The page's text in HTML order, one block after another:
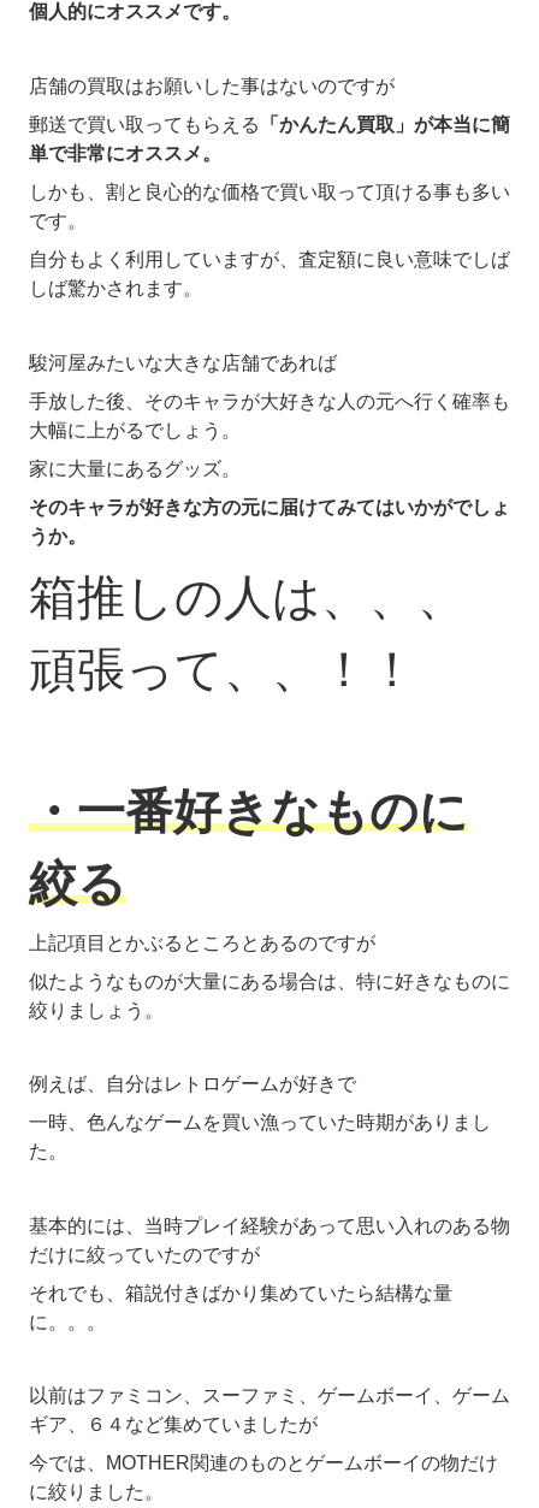
個人的にオススメです。
店舗の買取はお願いした事はないのですが
郵送で買い取ってもらえる
「かんたん買取」が本当に簡
単で非常にオススメ。
しかも、割と良心的な価格で買い取って頂ける事も多い
です。
自分もよく利用していますが、査定額に良い意味でしば
しば驚かされます。
駿河屋みたいな大きな店舗であれば
手放した後、そのキャラが大好きな人の元へ行く確率も
大幅に上がるでしょう。
家に大量にあるグッズ。
そのキャラが好きな方の元に届けてみてはいかがでしょ
うか。
箱推しの人は、、、
頑張って、、！！
・一番好きなものに
絞る
上記項目とかぶるところとあるのですが
似たようなものが大量にある場合は、特に好きなものに
絞りましょう。
例えば、自分はレトロゲームが好きで
一時、色んなゲームを買い漁っていた時期がありまし
た。
基本的には、当時プレイ経験があって思い入れのある物
だけに絞っていたのですが
それでも、箱説付きばかり集めていたら結構な量
に。。。
以前はファミコン、スーファミ、ゲームボーイ、ゲーム
ギア、６４など集めていましたが
今では、MOTHER関連のものとゲームボーイの物だけ
に絞りました。